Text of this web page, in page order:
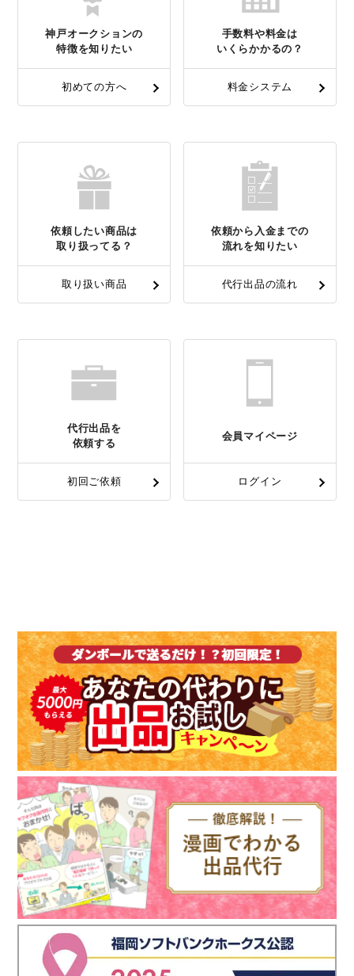
神戸オークションの
特徴を知りたい
初めての方へ
手数料や料金は
いくらかかるの？
料金システム
依頼したい商品は
取り扱ってる？
取り扱い商品
依頼から入金までの
流れを知りたい
代行出品の流れ
代行出品を
依頼する
初回ご依頼
会員マイページ
ログイン